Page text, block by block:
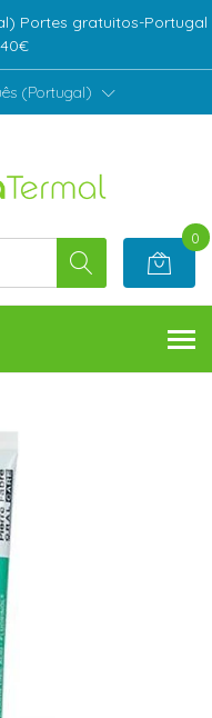
Portes gratuitos-Portugal
(Portugal)
0